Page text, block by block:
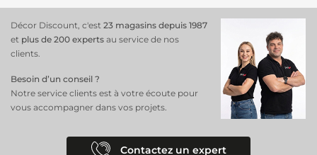
Décor Discount, c'est 23 magasins depuis 1987
et plus de 200 experts au service de nos
clients.
Besoin d’un conseil ?
Notre service clients est à votre écoute pour
vous accompagner dans vos projets.
Contactez un expert